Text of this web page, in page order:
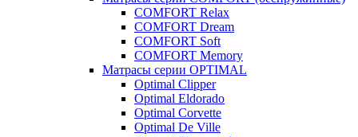
COMFORT Relax
COMFORT Dream
COMFORT Soft
COMFORT Memory
Матрасы серии OPTIMAL
Optimal Clipper
Optimal Eldorado
Optimal Corvette
Optimal De Ville